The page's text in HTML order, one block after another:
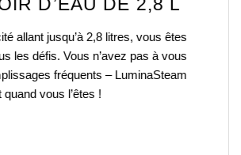
D’EAU DE 2,8 L
allant jusqu’à 2,8 litres, vous êtes
les défis. Vous n’avez pas à vous
fréquents – LuminaSteam
vous l’êtes !